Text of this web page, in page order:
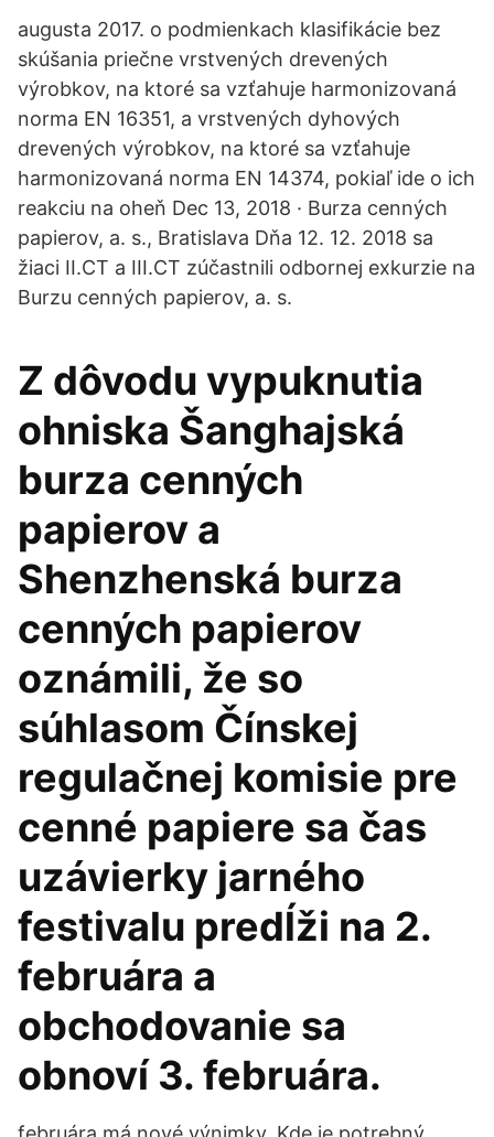
augusta 2017. o podmienkach klasifikácie bez
skúšania priečne vrstvených drevených
výrobkov, na ktoré sa vzťahuje harmonizovaná
norma EN 16351, a vrstvených dyhových
drevených výrobkov, na ktoré sa vzťahuje
harmonizovaná norma EN 14374, pokiaľ ide o ich
reakciu na oheň Dec 13, 2018 · Burza cenných
papierov, a. s., Bratislava Dňa 12. 12. 2018 sa
žiaci II.CT a III.CT zúčastnili odbornej exkurzie na
Burzu cenných papierov, a. s.
Z dôvodu vypuknutia
ohniska Šanghajská
burza cenných
papierov a
Shenzhenská burza
cenných papierov
oznámili, že so
súhlasom Čínskej
regulačnej komisie pre
cenné papiere sa čas
uzávierky jarného
festivalu predĺži na 2.
februára a
obchodovanie sa
obnoví 3. februára.